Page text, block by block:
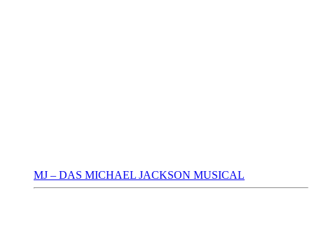
MJ – DAS MICHAEL JACKSON MUSICAL